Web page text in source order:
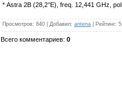
* Astra 2B (28,2°E), freq. 12,441 GHz,
Просмотров: 840 Добавил: antena Рейтинг:
Всего комментариев: 0